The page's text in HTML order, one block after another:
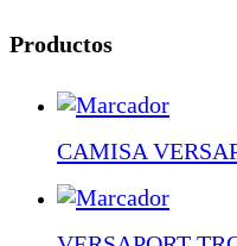
Productos
CAMISA